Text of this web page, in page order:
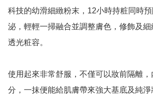
科技的幼滑細緻粉末，12小時持粧同時
泌，輕輕一掃融合並調整膚色，修飾及
透光粧容。
使用起來非常舒服，不僅可以妝前隔離